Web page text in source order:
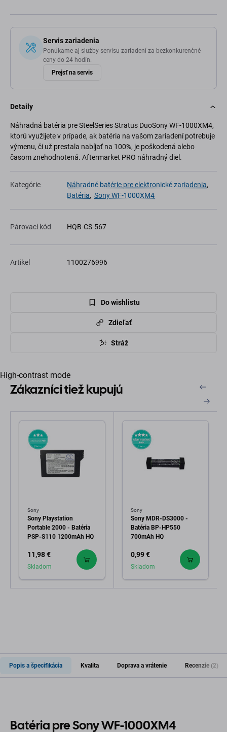
Servis zariadenia
Ponúkame aj služby servisu zariadení za bezkonkurenčné
ceny do 24 hodín.
Prejsť na servis
Detaily
Náhradná batéria pre SteelSeries Stratus DuoSony WF-1000XM4,
ktorú využijete v prípade, ak batéria na vašom zariadení potrebuje
výmenu, či už prestala nabíjať na 100%, je poškodená alebo
časom znehodnotená. Aftermarket PRO náhradný diel.
Kategórie Náhradné batérie pre elektronické zariadenia,
Batéria, Sony WF-1000XM4
Párovací kód HQB-CS-567
Artikel 1100276996
Do wishlistu
Zdieľať
Stráž
High-contrast mode
Zákazníci tiež kupujú
Sony
Sony Playstation
Portable 2000 - Batéria
PSP-S110 1200mAh HQ
11,98 €
Skladom
Sony
Sony MDR-DS3000 -
Batéria BP-HP550
700mAh HQ
0,99 €
Skladom
Popis a špecifikácia Kvalita Doprava a vrátenie Recenzie (2)
Batéria pre Sony WF-1000XM4